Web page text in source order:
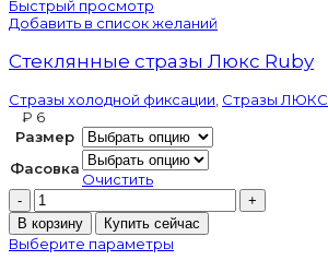
Быстрый просмотр
Добавить в список желаний
Стеклянные стразы Люкс Ruby
Стразы холодной фиксации Стразы ЛЮКС
₽
Размер
Фасовка
Очистить
Количество
товара
Стеклянные
стразы
В корзину Купить сейчас
Выберите параметры